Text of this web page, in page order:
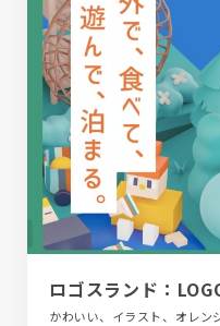
ロゴスランド：